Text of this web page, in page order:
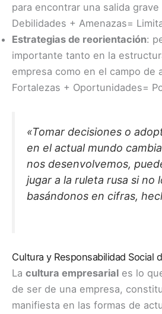
para encontrar una salida grave
Debilidades + Amenazas=
Estrategias de reorientación:
importante tanto en la
empresa como en el campo de
Fortalezas + Oportunidades=
«Tomar decisiones o
en el actual mundo
nos desenvolvemos,
jugar a la ruleta rusa si no
basándonos en cifras,
Cultura y Responsabilidad Social
La cultura empresarial es lo
de ser de una empresa,
manifiesta en las formas de